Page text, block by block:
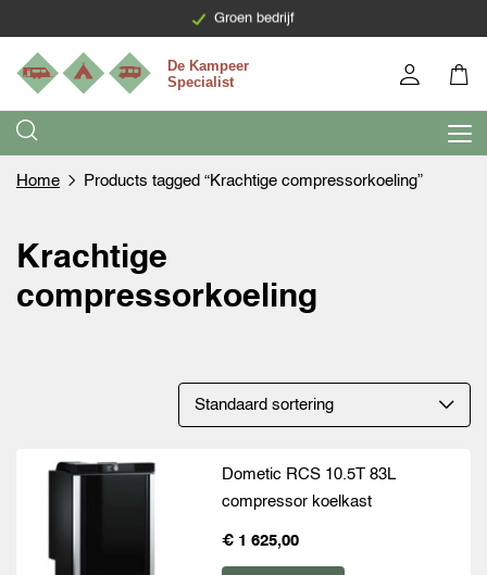
Groen bedrijf
Home Products tagged “Krachtige compressorkoeling”
Krachtige
compressorkoeling
Dometic RCS 10.5T 83L
compressor koelkast
€ 1 625,00